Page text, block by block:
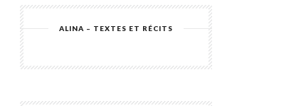
ALINA – TEXTES ET RÉCITS